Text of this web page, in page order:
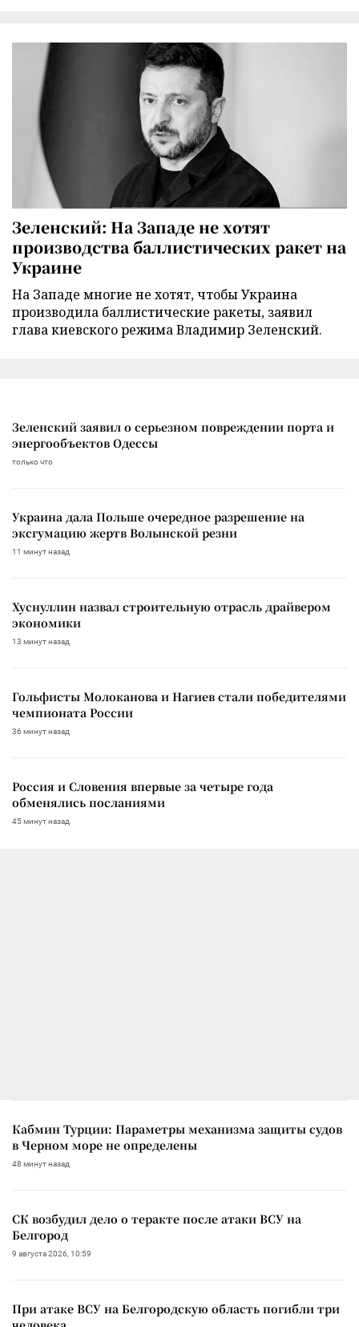
Зеленский: На Западе не хотят
производства баллистических ракет на
Украине
На Западе многие не хотят, чтобы Украина
производила баллистические ракеты, заявил
глава киевского режима Владимир Зеленский.
Зеленский заявил о серьезном повреждении порта и
энергообъектов Одессы
только что
Украина дала Польше очередное разрешение на
эксгумацию жертв Волынской резни
11 минут назад
Хуснуллин назвал строительную отрасль драйвером
экономики
13 минут назад
Гольфисты Молоканова и Нагиев стали победителями
чемпионата России
36 минут назад
Россия и Словения впервые за четыре года
обменялись посланиями
45 минут назад
Кабмин Турции: Параметры механизма защиты судов
в Черном море не определены
48 минут назад
СК возбудил дело о теракте после атаки ВСУ на
Белгород
9 августа 2026, 10:59
При атаке ВСУ на Белгородскую область погибли три